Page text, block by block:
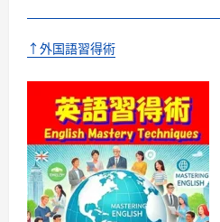
ー
さ
に
読
む
↑外国語習得術